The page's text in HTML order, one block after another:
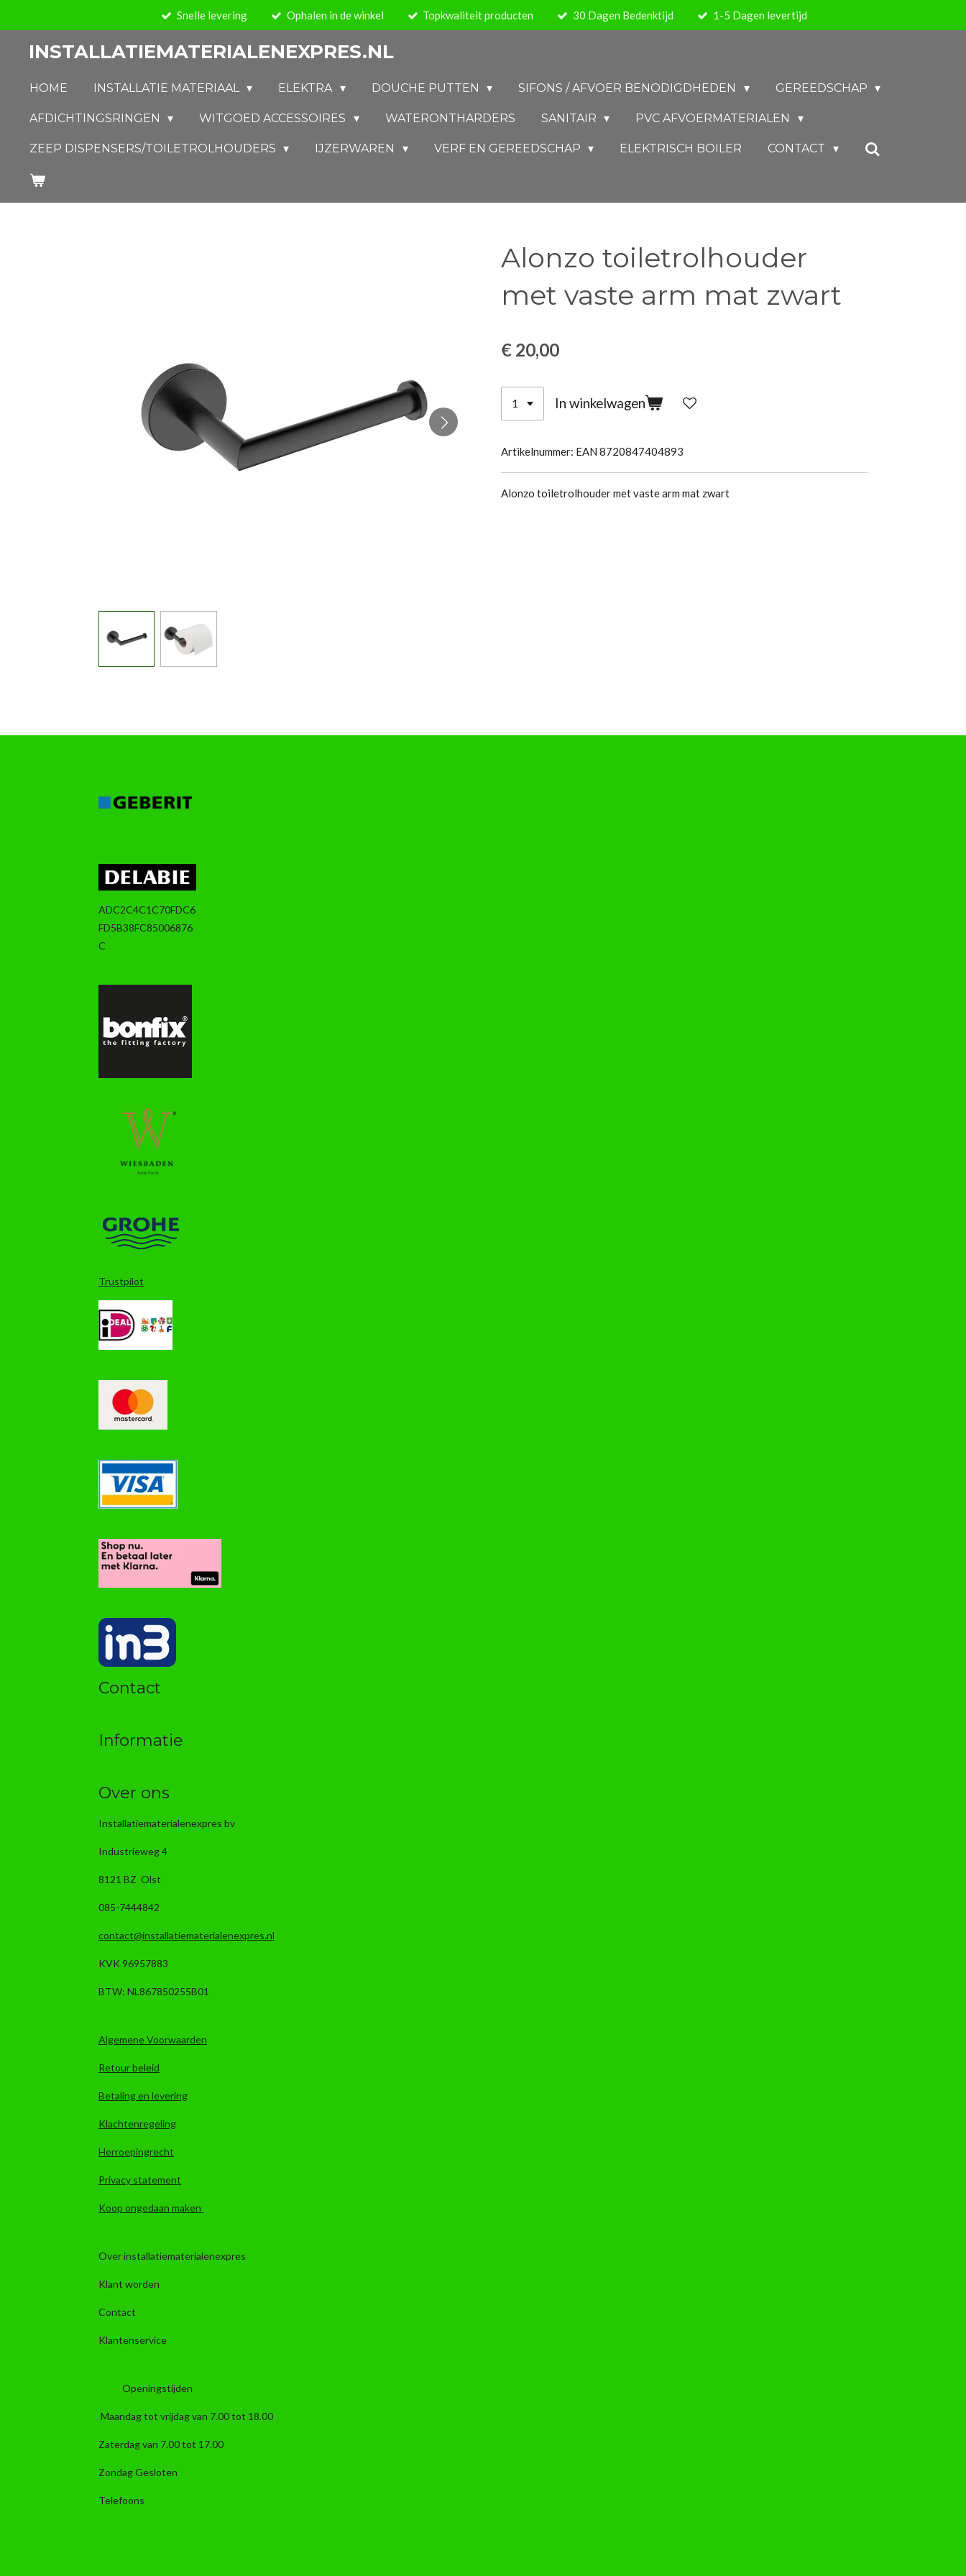
hoofdinhoud
Snelle levering Ophalen in de winkel Topkwaliteit producten 30 Dagen Bedenktijd 1-5 Dagen levertijd
INSTALLATIEMATERIALENEXPRES.NL
HOME INSTALLATIE MATERIAAL ELEKTRA DOUCHE PUTTEN SIFONS / AFVOER BENODIGDHEDEN GEREEDSCHAP
AFDICHTINGSRINGEN WITGOED ACCESSOIRES WATERONTHARDERS SANITAIR PVC AFVOERMATERIALEN
ZEEP DISPENSERS/TOILETROLHOUDERS IJZERWAREN VERF EN GEREEDSCHAP ELEKTRISCH BOILER CONTACT
Alonzo toiletrolhouder
met vaste arm mat zwart
€ 20,00
In winkelwagen
Artikelnummer: EAN 8720847404893
Alonzo toiletrolhouder met vaste arm mat zwart
ADC2C4C1C70FDC6
FD5B38FC85006876
C
Trustpilot
Contact
Informatie
Over ons
Installatiematerialenexpres bv
Industrieweg 4
8121 BZ Olst
085-7444842
contact@installatiematerialenexpres.nl
KVK 96957883
BTW: NL867850255B01
Algemene Voorwaarden
Retour beleid
Betaling en levering
Klachtenregeling
Herroepingrecht
Privacy statement
Koop ongedaan maken
Over installatiematerialenexpres
Klant worden
Contact
Klantenservice
Openingstijden
Maandag tot vrijdag van 7.00 tot 18.00
Zaterdag van 7.00 tot 17.00
Zondag Gesloten
Telefoons